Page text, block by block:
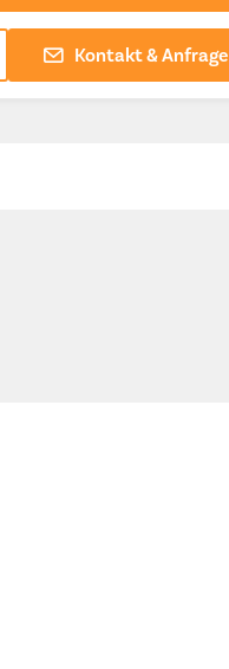
Kontakt & Anfrage